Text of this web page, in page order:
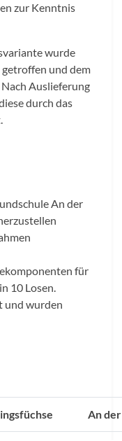
zur Kenntnis
wurde
und dem
Auslieferung
durch das
An der
für
10 Losen.
und wurden
An